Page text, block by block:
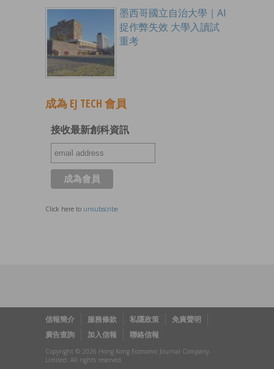
墨西哥國立自治大學｜AI
捉作弊失效 大學入讀試
重考
成為 EJ TECH 會員
接收最新創科資訊
Click here to unsubscribe
信報簡介 服務條款 私隱政策
免責聲明
廣告查詢
加入信報 聯絡信報
Copyright © 2026 Hong Kong Economic Journal Company
Limited. All rights reserved.